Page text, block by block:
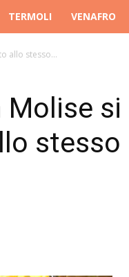
TERMOLI VENAFRO
allo stesso...
Molise si
stesso